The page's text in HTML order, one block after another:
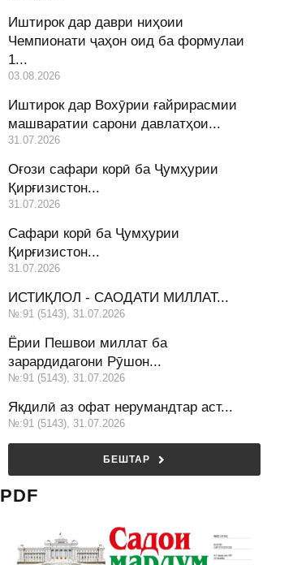
Иштирок дар даври ниҳоии
Чемпионати ҷаҳон оид ба формулаи
1...
03.08.2026
Иштирок дар Вохӯрии ғайрирасмии
машваратии сарони давлатҳои...
31.07.2026
Оғози сафари корӣ ба Ҷумҳурии
Қирғизистон...
31.07.2026
Сафари корӣ ба Ҷумҳурии
Қирғизистон...
31.07.2026
ИСТИҚЛОЛ - САОДАТИ МИЛЛАТ...
№:91 (5143), 31.07.2026
Ёрии Пешвои миллат ба
зарардидагони Рӯшон...
№:91 (5143), 31.07.2026
Якдилӣ аз офат нерумандтар аст...
№:91 (5143), 31.07.2026
БЕШТАР
PDF